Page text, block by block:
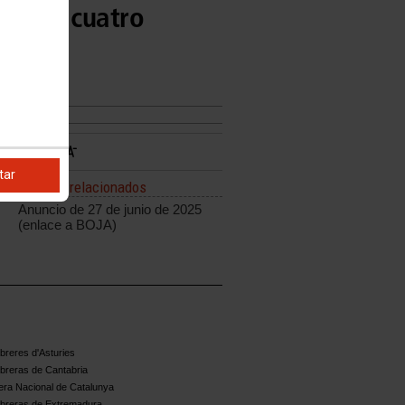
de cuatro
Enlaces relacionados
Anuncio de 27 de junio de 2025
(enlace a BOJA)
d'Asturies
de Cantabria
Nacional de Catalunya